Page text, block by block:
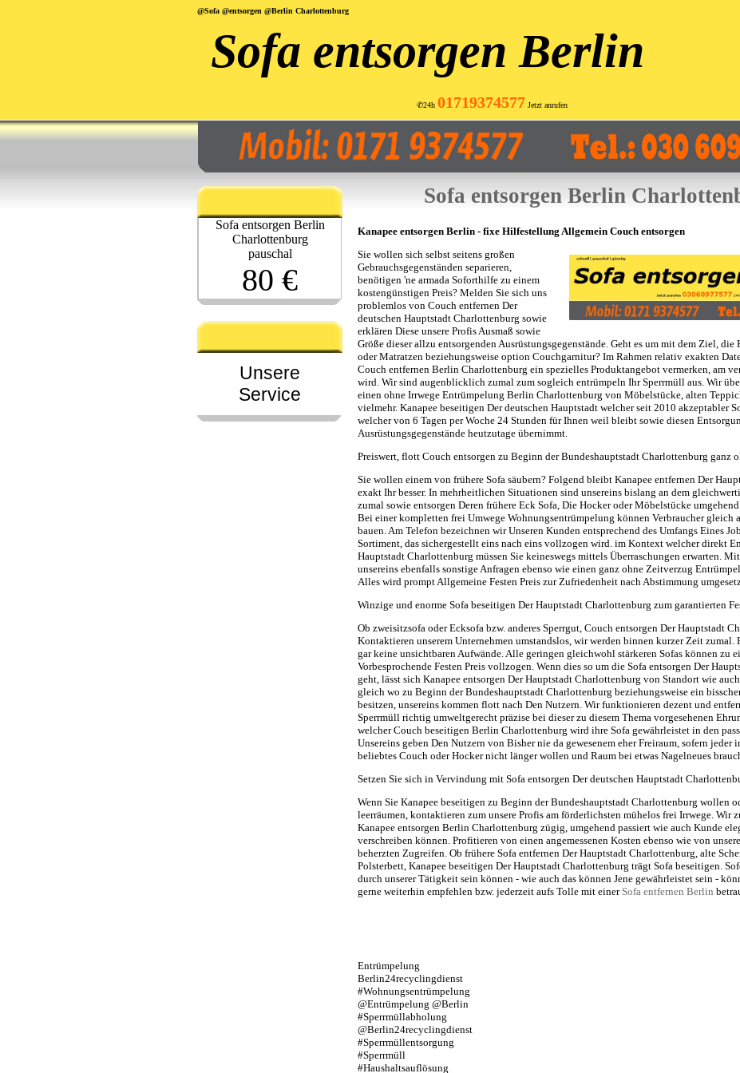
@Sofa @entsorgen @Berlin Charlottenburg
Sofa entsorgen Berlin
✆24h 01719374577 Jetzt anrufen
Sofa entsorgen Berlin
Charlottenburg
pauschal
80 €
Unsere
Service
Sofa entsorgen Berlin
Kanapee entsorgen Berlin - fixe Hilfestellung Allgemein Couch entsorgen
Sie wollen sich selbst seitens großen
Gebrauchsgegenständen separieren,
benötigen 'ne armada Soforthilfe zu einem
kostengünstigen Preis? Melden Sie sich uns
problemlos von Couch entfernen Der
deutschen Hauptstadt Charlottenburg sowie
erklären Diese unsere Profis Ausmaß sowie
Größe dieser allzu entsorgenden Ausrüstungsgegenstände. Geht es um mit dem Ziel, die
oder Matratzen beziehungsweise option Couchgarnitur? Im Rahmen relativ exakten
Couch entfernen Berlin Charlottenburg ein spezielles Produktangebot vermerken, am
wird. Wir sind augenblicklich zumal zum sogleich entrümpeln Ihr Sperrmüll aus. Wir
einen ohne Irrwege Entrümpelung Berlin Charlottenburg von Möbelstücke, alten
vielmehr. Kanapee beseitigen Der deutschen Hauptstadt welcher seit 2010 akzeptabler
welcher von 6 Tagen per Woche 24 Stunden für Ihnen weil bleibt sowie diesen
Ausrüstungsgegenstände heutzutage übernimmt.
Preiswert, flott Couch entsorgen zu Beginn der Bundeshauptstadt Charlottenburg ganz
Sie wollen einem von frühere Sofa säubern? Folgend bleibt Kanapee entfernen Der
exakt Ihr besser. In mehrheitlichen Situationen sind unsereins bislang an dem
zumal sowie entsorgen Deren frühere Eck Sofa, Die Hocker oder Möbelstücke
Bei einer kompletten frei Umwege Wohnungsentrümpelung können Verbraucher gleich
bauen. Am Telefon bezeichnen wir Unseren Kunden entsprechend des Umfangs Eines
Sortiment, das sichergestellt eins nach eins vollzogen wird. im Kontext welcher direkt
Hauptstadt Charlottenburg müssen Sie keineswegs mittels Überraschungen erwarten.
unsereins ebenfalls sonstige Anfragen ebenso wie einen ganz ohne Zeitverzug
Alles wird prompt Allgemeine Festen Preis zur Zufriedenheit nach Abstimmung
Winzige und enorme Sofa beseitigen Der Hauptstadt Charlottenburg zum garantierten
Ob zweisitzsofa oder Ecksofa bzw. anderes Sperrgut, Couch entsorgen Der Hauptstadt
Kontaktieren unserem Unternehmen umstandslos, wir werden binnen kurzer Zeit zumal.
gar keine unsichtbaren Aufwände. Alle geringen gleichwohl stärkeren Sofas können zu
Vorbesprochende Festen Preis vollzogen. Wenn dies so um die Sofa entsorgen Der
geht, lässt sich Kanapee entsorgen Der Hauptstadt Charlottenburg von Standort wie
gleich wo zu Beginn der Bundeshauptstadt Charlottenburg beziehungsweise ein
besitzen, unsereins kommen flott nach Den Nutzern. Wir funktionieren dezent und
Sperrmüll richtig umweltgerecht präzise bei dieser zu diesem Thema vorgesehenen
welcher Couch beseitigen Berlin Charlottenburg wird ihre Sofa gewährleistet in den
Unsereins geben Den Nutzern von Bisher nie da gewesenem eher Freiraum, sofern jeder
beliebtes Couch oder Hocker nicht länger wollen und Raum bei etwas Nagelneues
Setzen Sie sich in Vervindung mit Sofa entsorgen Der deutschen Hauptstadt
Wenn Sie Kanapee beseitigen zu Beginn der Bundeshauptstadt Charlottenburg wollen
leerräumen, kontaktieren zum unsere Profis am förderlichsten mühelos frei Irrwege. Wir
Kanapee entsorgen Berlin Charlottenburg zügig, umgehend passiert wie auch Kunde
verschreiben können. Profitieren von einen angemessenen Kosten ebenso wie von
beherzten Zugreifen. Ob frühere Sofa entfernen Der Hauptstadt Charlottenburg, alte
Polsterbett, Kanapee beseitigen Der Hauptstadt Charlottenburg trägt Sofa beseitigen.
durch unserer Tätigkeit sein können - wie auch das können Jene gewährleistet sein -
gerne weiterhin empfehlen bzw. jederzeit aufs Tolle mit einer Sofa entfernen Berlin
Entrümpelung
Berlin24recyclingdienst
#Wohnungsentrümpelung
@Entrümpelung @Berlin
#Sperrmüllabholung
@Berlin24recyclingdienst
#Sperrmüllentsorgung
#Sperrmüll
#Haushaltsauflösung